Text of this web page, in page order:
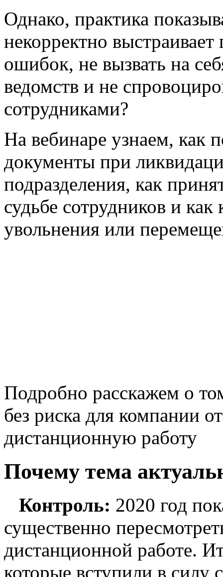
Однако, практика
некорректно
ошибок, не вызвать на
ведомств и не
сотрудниками?
На вебинаре узнаем, как
документы при
подразделения, как
судьбе сотрудников и
увольнения или
Подробно расскажем о
без риска для компании
дистанционную работу
Почему тема
Контроль: 2020 год
существенно
дистанционной работе.
которые вступили в силу